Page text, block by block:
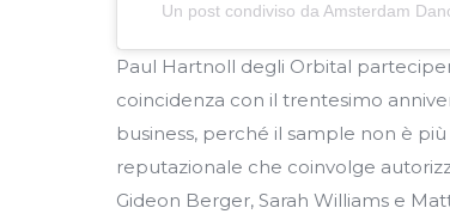
Un post condiviso da Amsterdam
Paul Hartnoll degli Orbital
coincidenza con il trentesimo
business, perché il sample non è
reputazionale che coinvolge
Gideon Berger, Sarah Williams e